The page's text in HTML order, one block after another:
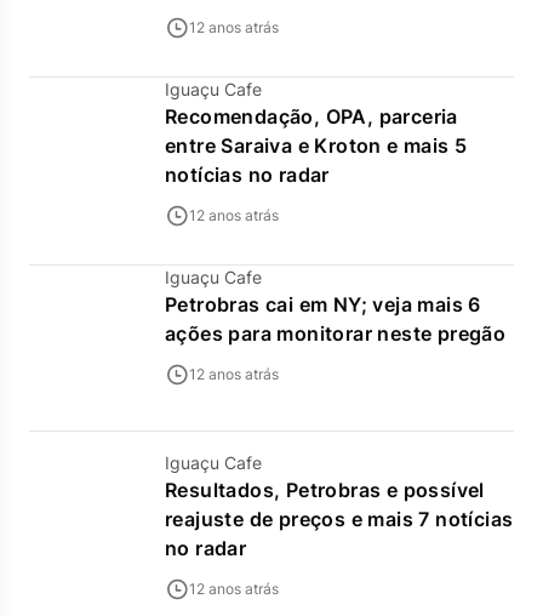
12 anos atrás
Iguaçu Cafe
Recomendação, OPA, parceria
entre Saraiva e Kroton e mais 5
notícias no radar
12 anos atrás
Iguaçu Cafe
Petrobras cai em NY; veja mais 6
ações para monitorar neste pregão
12 anos atrás
Iguaçu Cafe
Resultados, Petrobras e possível
reajuste de preços e mais 7 notícias
no radar
12 anos atrás